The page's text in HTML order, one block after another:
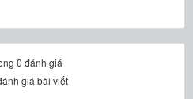
0 đánh giá
giá bài viết